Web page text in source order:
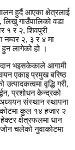
हुदैं आएका क्षेत्रलाई
गाउँपालिको वडा
१ र २, शिवपुरी
नम्वर २, ३ र ४ मा
लागेको हो ।
भइसकेकाले आगामी
एकाइ प्रमुख बरिष्ठ
वृद्धि गरी,
प्रशोधन केन्द्रको
संस्थान स्थापना
कुल १४ हजार २
क्षेत्रफलमा धान
चलेको नुवाकोटमा